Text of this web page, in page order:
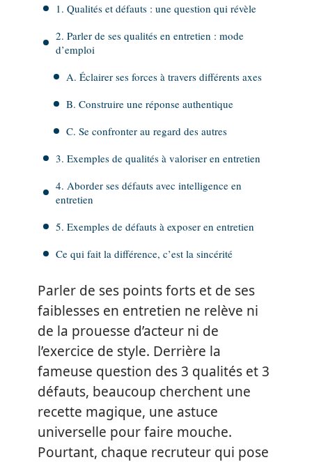
1. Qualités et défauts : une question qui révèle
2. Parler de ses qualités en entretien : mode
d’emploi
A. Éclairer ses forces à travers différents axes
B. Construire une réponse authentique
C. Se confronter au regard des autres
3. Exemples de qualités à valoriser en entretien
4. Aborder ses défauts avec intelligence en
entretien
5. Exemples de défauts à exposer en entretien
Ce qui fait la différence, c’est la sincérité
Parler de ses points forts et de ses
faiblesses en entretien ne relève ni
de la prouesse d’acteur ni de
l’exercice de style. Derrière la
fameuse question des 3 qualités et 3
défauts, beaucoup cherchent une
recette magique, une astuce
universelle pour faire mouche.
Pourtant, chaque recruteur qui pose